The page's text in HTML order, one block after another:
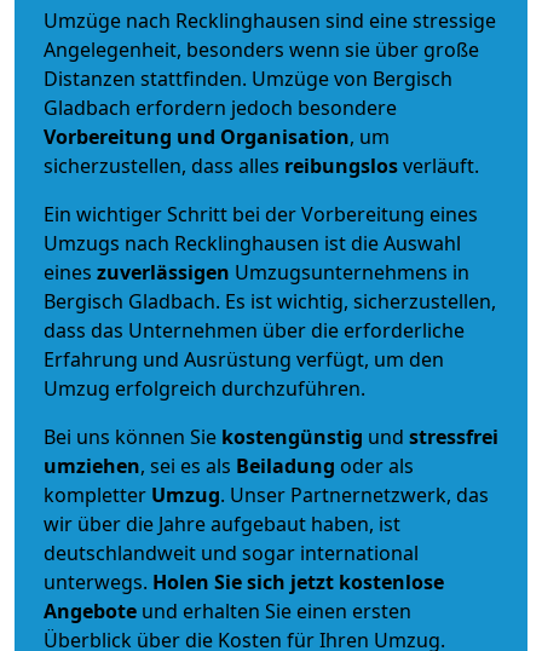
Umzüge nach Recklinghausen sind eine stressige
Angelegenheit, besonders wenn sie über große
Distanzen stattfinden. Umzüge von Bergisch
Gladbach erfordern jedoch besondere
Vorbereitung und Organisation, um
sicherzustellen, dass alles reibungslosverläuft.
Ein wichtiger Schritt bei der Vorbereitung eines
Umzugs nach Recklinghausen ist die Auswahl
eines zuverlässigen Umzugsunternehmens in
Bergisch Gladbach. Es ist wichtig, sicherzustellen,
dass das Unternehmen über die erforderliche
Erfahrung und Ausrüstung verfügt, um den
Umzug erfolgreich durchzuführen.
Bei uns können Sie kostengünstig und stressfrei
umziehen, sei es als Beiladung oder als
kompletter Umzug. Unser Partnernetzwerk, das
wir über die Jahre aufgebaut haben, ist
deutschlandweit und sogar international
unterwegs. Holen Sie sich jetzt kostenlose
Angebote und erhalten Sie einen ersten
Überblick über die Kosten für Ihren Umzug.